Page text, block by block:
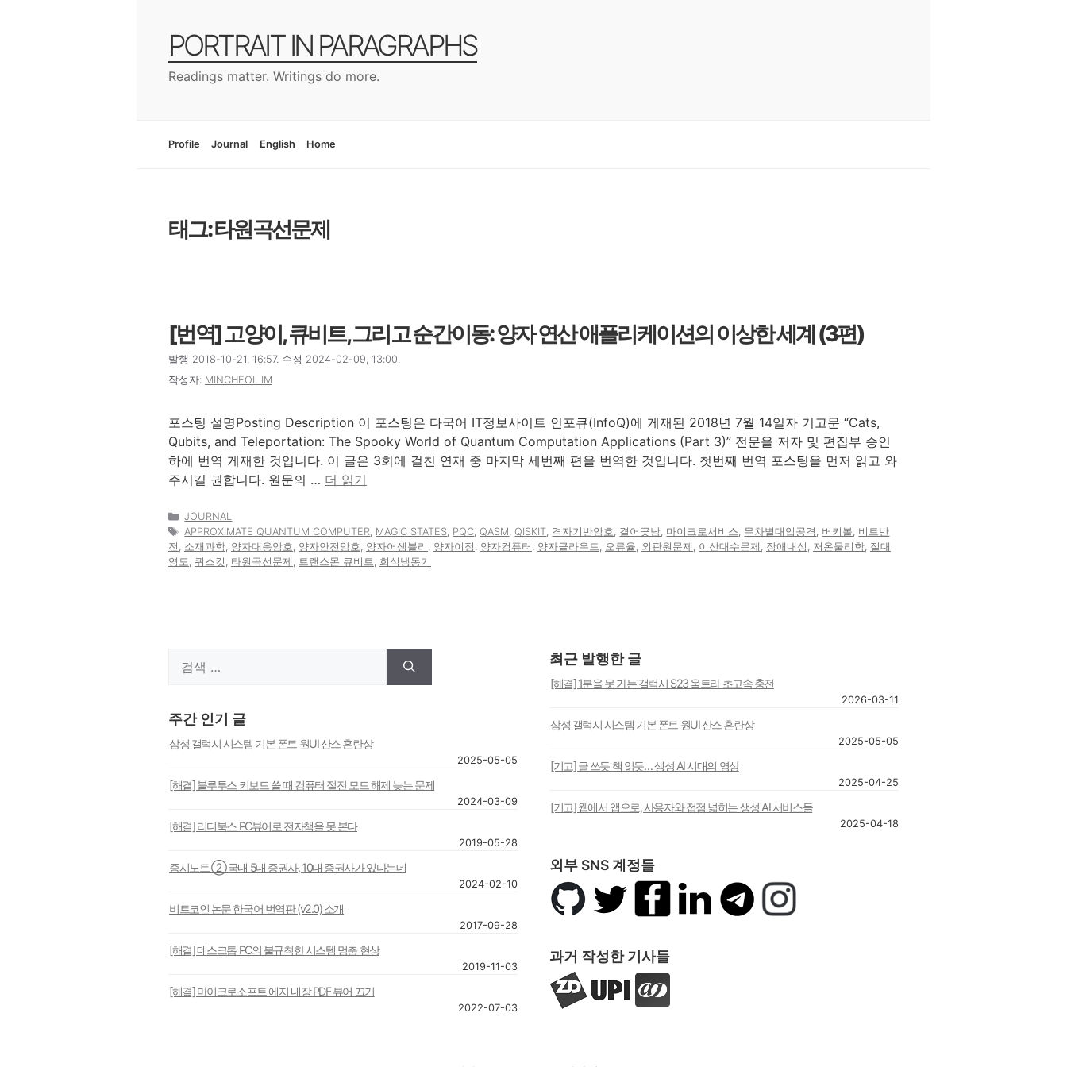
PORTRAIT IN PARAGRAPHS
Readings matter. Writings do more.
Profile Journal English Home
태그: 타원곡선문제
[번역] 고양이, 큐비트, 그리고 순간이동: 양자 연산 애플리케이션의 이상한 세계 (3편)
발행 2018-10-21, 16:57. 수정 2024-02-09, 13:00.
작성자: MINCHEOL IM
포스팅 설명Posting Description 이 포스팅은 다국어 IT정보사이트 인포큐(InfoQ)에 게재된 2018년 7월 14일자 기고문 “Cats,
Qubits, and Teleportation: The Spooky World of Quantum Computation Applications (Part 3)” 전문을 저자 및 편집부 승인
하에 번역 게재한 것입니다. 이 글은 3회에 걸친 연재 중 마지막 세번째 편을 번역한 것입니다. 첫번째 번역 포스팅을 먼저 읽고 와
주시길 권합니다. 원문의 … 더 읽기
카
테
고
리
JOURNAL
태
그
APPROXIMATE QUANTUM COMPUTER, MAGIC STATES, PQC, QASM, QISKIT, 격자기반암호, 결어긋남, 마이크로서비스, 무차별대입공격 , 버키볼, 비트반
전 , 소재과학, 양자대응암호, 양자안전암호, 양자어셈블리 , 양자이점 , 양자컴퓨터 , 양자클라우드, 오류율, 외판원문제 , 이산대수문제 , 장애내성 , 저온물리학, 절대
영도, 퀴스킷 , 타원곡선문제 , 트랜스몬 큐비트, 희석냉동기
주간 인기 글
삼성 갤럭시 시스템 기본 폰트 원UI 산스 혼란상
2025-05-05
[해결] 블루투스 키보드 쓸 때 컴퓨터 절전 모드 해제 늦는 문제
2024-03-09
[해결] 리디북스 PC뷰어로 전자책을 못 본다
2019-05-28
증시노트 ② 국내 5대 증권사, 10대 증권사가 있다는데
2024-02-10
비트코인 논문 한국어 번역판 (v2.0) 소개
2017-09-28
[해결] 데스크톱 PC의 불규칙한 시스템 멈춤 현상
2019-11-03
[해결] 마이크로소프트 에지 내장 PDF 뷰어 끄기
2022-07-03
최근 발행한 글
[해결] 1분을 못 가는 갤럭시 S23 울트라 초고속 충전
2026-03-11
삼성 갤럭시 시스템 기본 폰트 원UI 산스 혼란상
2025-05-05
[기고] 글 쓰듯 책 읽듯… 생성 AI 시대의 영상
2025-04-25
[기고] 웹에서 앱으로, 사용자와 접점 넓히는 생성 AI 서비스들
2025-04-18
외부 SNS 계정들
깃
허
트
위
페
북
링
텔
레
인
스
과거 작성한 기사들
지
디
UPI
뉴
아
주